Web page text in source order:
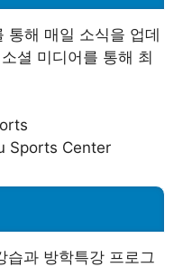
통해 매일 소식을 업데
셜 미디어를 통해 최
Sports Center
습과 방학특강 프로그